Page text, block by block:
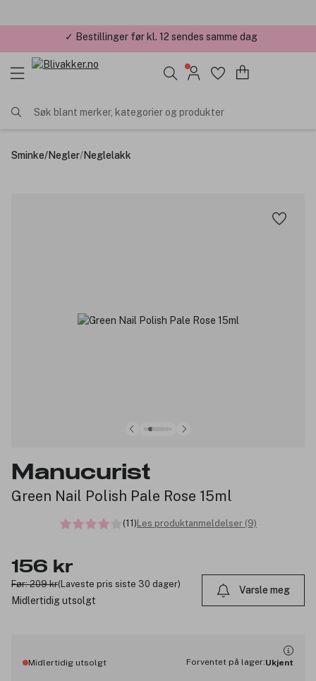
✓ Årets Nettbutikk 2026 og 2025
Søk blant merker, kategorier og produkter
Sminke/Negler/Neglelakk
Manucurist
Green Nail Polish Pale Rose 15ml
(11) Les produktanmeldelser (9)
156 kr
Før: 209 kr(Laveste pris siste 30 dager)
Midlertidig utsolgt
Varsle meg
Midlertidig utsolgt Forventet på lager:Ukjent